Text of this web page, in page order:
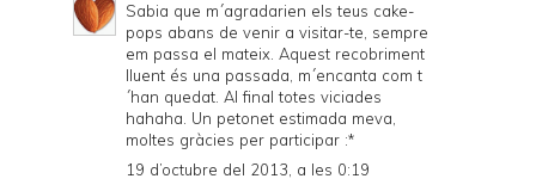
Sabia que m´agradarien els teus cake-
pops abans de venir a visitar-te, sempre
em passa el mateix. Aquest recobriment
lluent és una passada, m´encanta com t
´han quedat. Al final totes viciades
hahaha. Un petonet estimada meva,
moltes gràcies per participar :*
19 d’octubre del 2013, a les 0:19